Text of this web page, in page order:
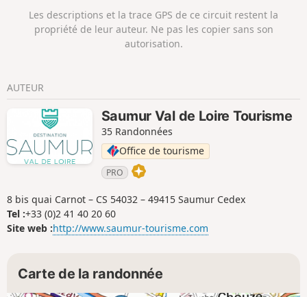
Richelieu racheta la ville.
Les descriptions et la trace GPS de ce circuit restent la
propriété de leur auteur. Ne pas les copier sans son
autorisation.
AUTEUR
Saumur Val de Loire Tourisme
35 Randonnées
Office de tourisme
PRO
8 bis quai Carnot – CS 54032 – 49415 Saumur Cedex
Tel :+33 (0)2 41 40 20 60
Site web :http://www.saumur-tourisme.com
Carte de la randonnée